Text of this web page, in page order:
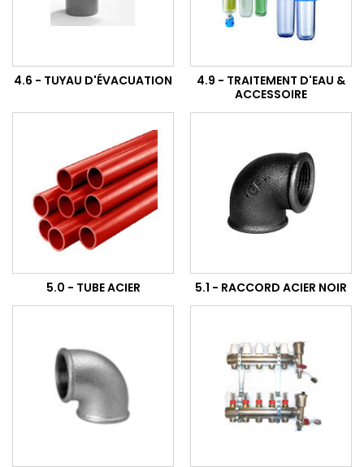
4.6 - TUYAU D'ÉVACUATION
4.9 - TRAITEMENT D'EAU &
ACCESSOIRE
5.0 - TUBE ACIER 5.1 - RACCORD ACIER NOIR